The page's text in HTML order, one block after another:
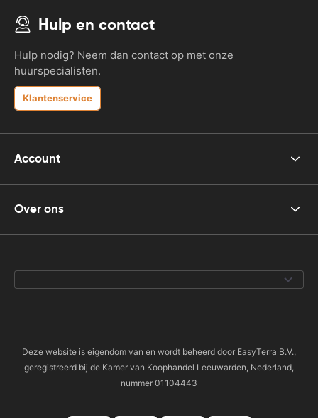
Hulp en contact
Hulp nodig? Neem dan contact op met onze
huurspecialisten.
Klantenservice
Account
Over ons
Deze website is eigendom van en wordt beheerd door EasyTerra B.V.,
geregistreerd bij de Kamer van Koophandel Leeuwarden, Nederland,
nummer 01104443